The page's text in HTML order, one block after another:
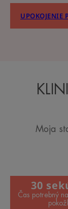
UPOKOJENIE
Moja
30
Čas potrebný